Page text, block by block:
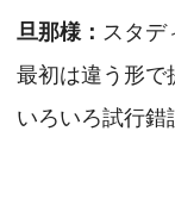
旦那様： スタデ
最初は違う形で
いろいろ試行錯